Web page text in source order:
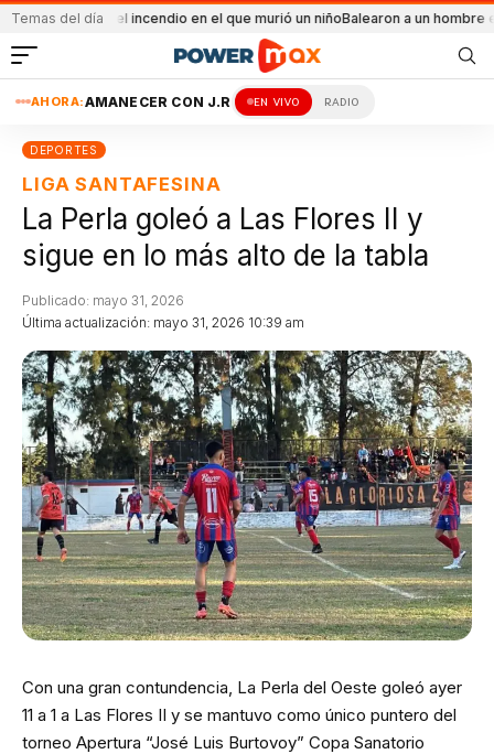
Temas del día
el incendio en el que murió un niñoBalearon a un hombre en un
AHORA:AMANECER CON J.R EN VIVO RADIO
DEPORTES
LIGA SANTAFESINA
La Perla goleó a Las Flores II y
sigue en lo más alto de la tabla
Última actualización: mayo 31, 2026 10:39 am
Publicado: mayo 31, 2026
Con una gran contundencia, La Perla del Oeste goleó ayer
11 a 1 a Las Flores II y se mantuvo como único puntero del
torneo Apertura “José Luis Burtovoy” Copa Sanatorio